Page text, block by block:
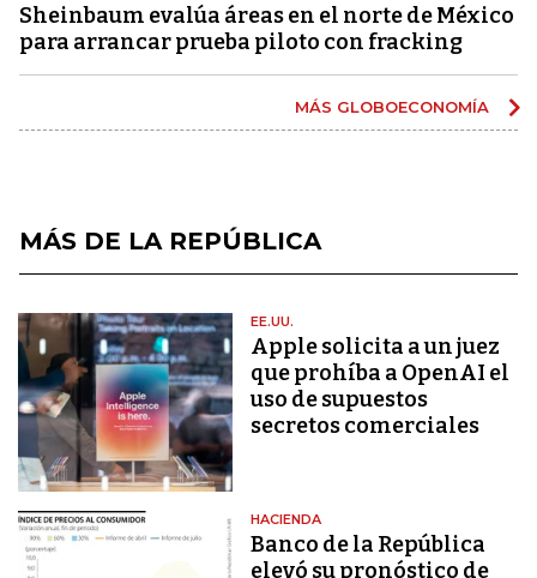
Sheinbaum evalúa áreas en el norte de México
para arrancar prueba piloto con fracking
MÁS GLOBOECONOMÍA
MÁS DE LA REPÚBLICA
EE.UU.
Apple solicita a un juez
que prohíba a OpenAI el
uso de supuestos
secretos comerciales
HACIENDA
Banco de la República
elevó su pronóstico de